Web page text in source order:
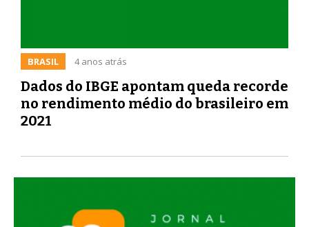
BRASIL 4 anos atrás
Dados do IBGE apontam queda recorde
no rendimento médio do brasileiro em
2021